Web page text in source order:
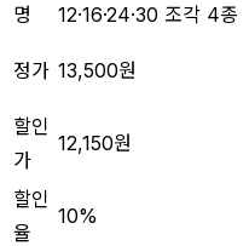
명
12·16·24·30 조각 4종
정가 13,500원
할인
가
12,150원
할인
율
10%